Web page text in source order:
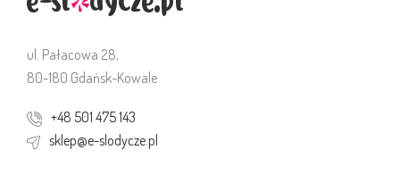
ul. Pałacowa 28,
80-180 Gdańsk-Kowale
+48 501 475 143
sklep@e-slodycze.pl